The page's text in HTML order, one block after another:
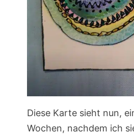
Diese Karte sieht nun,
Wochen, nachdem ich